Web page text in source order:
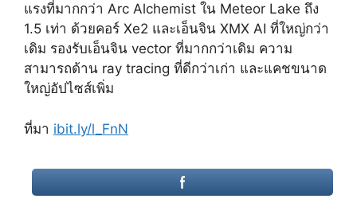
แรงที่มากกว่า Arc Alchemist ใน Meteor Lake ถึง
1.5 เท่า ด้วยคอร์ Xe2 และเอ็นจิน XMX AI ที่ใหญ่กว่า
เดิม รองรับเอ็นจิน vector ที่มากกว่าเดิม ความ
สามารถด้าน ray tracing ที่ดีกว่าเก่า และแคชขนาด
ใหญ่อัปไซส์เพิ่ม
ที่มา ibit.ly/l_FnN